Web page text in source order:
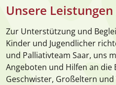
Unsere
Zur Unterstützung und
Kinder und Jugendlicher
und Palliativteam Saar, uns
Angeboten und Hilfen an
Geschwister, Großeltern und